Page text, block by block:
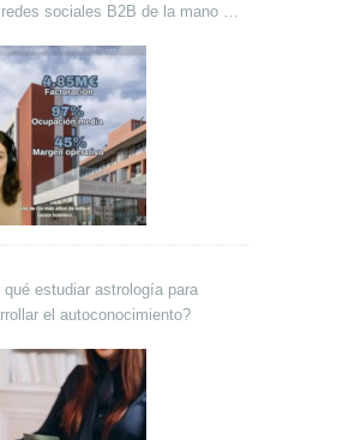
sociales B2B de la mano de
qué estudiar astrología para
el autoconocimiento?